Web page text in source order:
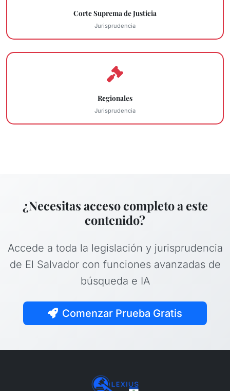
Corte Suprema de Justicia
Jurisprudencia
Regionales
Jurisprudencia
¿Necesitas acceso completo a este
contenido?
Accede a toda la legislación y jurisprudencia
de El Salvador con funciones avanzadas de
búsqueda e IA
Comenzar Prueba Gratis